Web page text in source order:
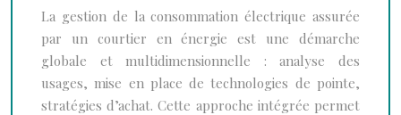
La gestion de la consommation électrique assurée
par un courtier en énergie est une démarche
globale et multidimensionnelle : analyse des
usages, mise en place de technologies de pointe,
stratégies d’achat. Cette approche intégrée permet